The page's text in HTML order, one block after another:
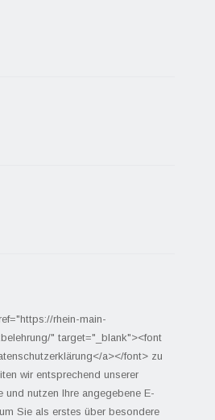
rhein-main-
" target="_blank"><font
a></font> zu
wir entsprechend unserer
und nutzen Ihre angegebene E-
Sie als erstes über besondere